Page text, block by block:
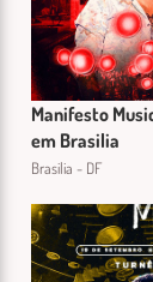
Manifesto
em Brasilia
Brasilia - DF